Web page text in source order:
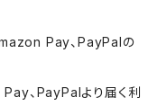
Pay、PayPalの
Pay、PayPalより届く利